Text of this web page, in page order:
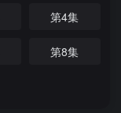
第4集
第8集